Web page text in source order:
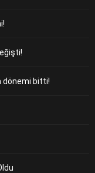
dönemi bitti!